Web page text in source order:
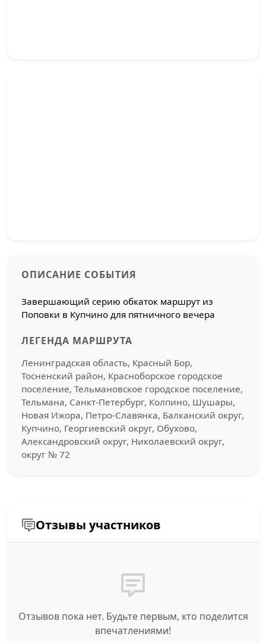
ОПИСАНИЕ СОБЫТИЯ
Завершающий серию обкаток маршрут из
Поповки в Купчино для пятничного вечера
ЛЕГЕНДА МАРШРУТА
Ленинградская область, Красный Бор,
Тосненский район, Красноборское городское
поселение, Тельмановское городское поселение,
Тельмана, Санкт-Петербург, Колпино, Шушары,
Новая Ижора, Петро-Славянка, Балканский округ,
Купчино, Георгиевский округ, Обухово,
Александровский округ, Николаевский округ,
округ № 72
Отзывы участников
Отзывов пока нет. Будьте первым, кто поделится
впечатлениями!